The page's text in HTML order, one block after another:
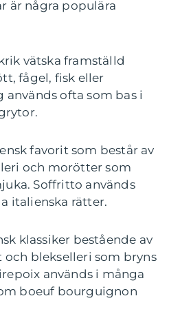
är några populära
vätska framställd
fågel, fisk eller
används ofta som bas i
favorit som består av
och morötter som
Soffritto används
italienska rätter.
klassiker bestående av
blekselleri som bryns
används i många
boeuf bourguignon